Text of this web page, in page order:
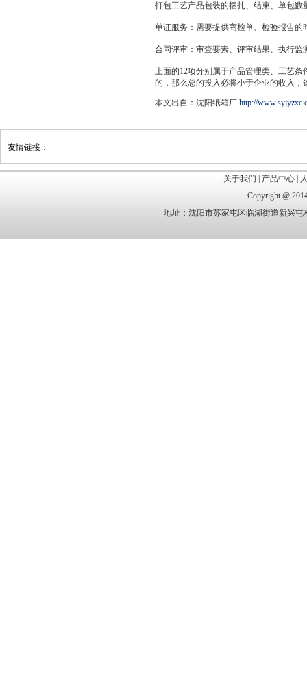
打包工艺产品包装的捆扎、结束、单包数
单证服务：需要提供商检单、检验报告的
合同评审：审查要素、评审结果、执行
上面的12项分别属于产品管理类、工艺
的，那么总的投入必将小于企业的收入，
本文出自：沈阳纸箱厂 http://
友情链接：
关于我们 产品中心
Copyright @
地址：沈阳市苏家屯区临湖街道新兴屯